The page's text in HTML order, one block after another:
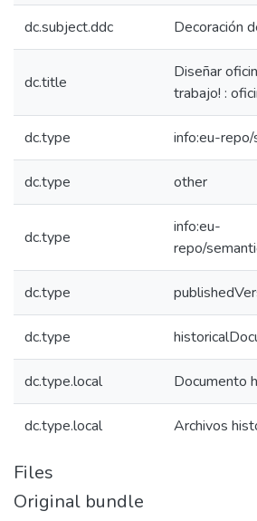
dc.subject.ddc Decoración
dc.title
Diseñar
trabajo! :
dc.type info:eu-
dc.type other
dc.type
info:eu-
repo/
dc.type
dc.type
dc.type.local Documento
dc.type.local Archivos
Files
Original bundle